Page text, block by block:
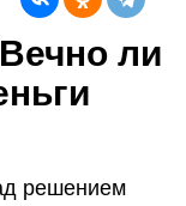
ли
решением